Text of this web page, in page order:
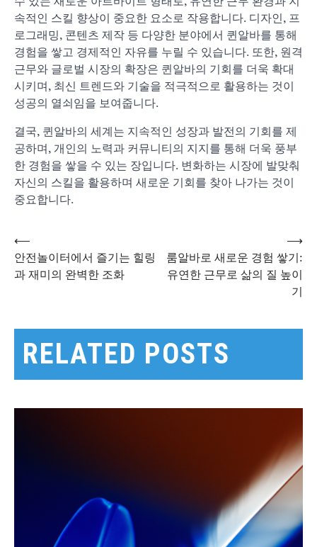
속적인 스킬 향상이 중요한 요소로 작용합니다. 디자인, 프
로그래밍, 콘텐츠 제작 등 다양한 분야에서 퀸알바를 통해
경험을 쌓고 경제적인 자유를 누릴 수 있습니다. 또한, 원격
근무와 글로벌 시장의 확장은 퀸알바의 기회를 더욱 확대
시키며, 최신 트렌드와 기술을 적극적으로 활용하는 것이
성공의 열쇠임을 보여줍니다.
결국, 퀸알바의 세계는 지속적인 성장과 발전의 기회를 제
공하며, 개인의 노력과 커뮤니티의 지지를 통해 더욱 풍부
한 경험을 쌓을 수 있는 장입니다. 변화하는 시장에 발맞춰
자신의 스킬을 활용하며 새로운 기회를 찾아 나가는 것이
중요합니다.
글
색
⟵
안전놀이터에서 즐기는 힐링
과 재미의 완벽한 조화
룸알바로 새로운 경험 쌓기:
유연한 근무로 삶의 질 높이
기
⟶
RELATED POSTS